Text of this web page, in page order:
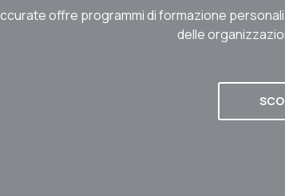
offre programmi di formazione
delle